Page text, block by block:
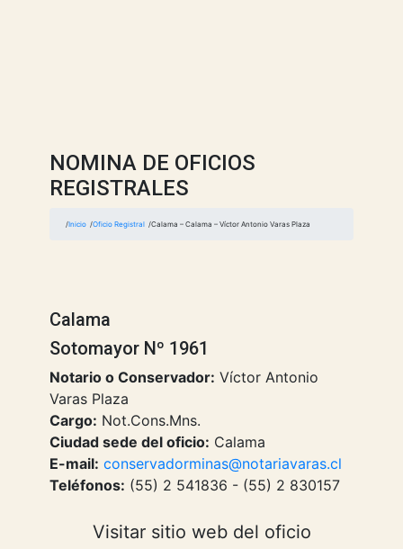
NOMINA DE OFICIOS
REGISTRALES
Inicio Oficio Registral Calama – Calama – Víctor Antonio Varas Plaza
Calama
Sotomayor Nº 1961
Notario o Conservador: Víctor Antonio
Varas Plaza
Cargo: Not.Cons.Mns.
Ciudad sede del oficio: Calama
E-mail: conservadorminas@notariavaras.cl
Teléfonos: (55) 2 541836 - (55) 2 830157
Visitar sitio web del oficio